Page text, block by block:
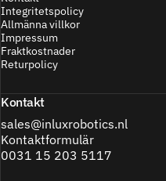
Integritetspolicy
Allmänna villkor
Impressum
Fraktkostnader
Returpolicy
Kontakt
sales@inluxrobotics.nl
Kontaktformulär
0031 15 203 5117